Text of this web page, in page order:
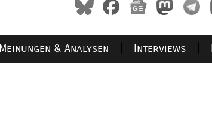
Meinungen & Analysen Interviews